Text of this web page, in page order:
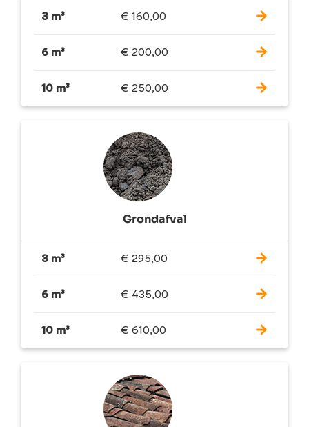
3 m³ € 160,00
6 m³ € 200,00
10 m³ € 250,00
Grondafval
3 m³ € 295,00
6 m³ € 435,00
10 m³ € 610,00